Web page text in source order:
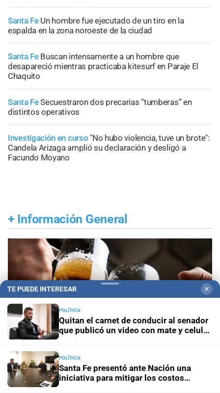
Santa Fe Un hombre fue ejecutado de un tiro en la
espalda en la zona noroeste de la ciudad
Santa Fe Buscan intensamente a un hombre que
desapareció mientras practicaba kitesurf en Paraje El
Chaquito
Santa FeSecuestraron dos precarias “tumberas” en
distintos operativos
Investigación en curso "No hubo violencia, tuve un brote":
Candela Arizaga amplió su declaración y desligó a
Facundo Moyano
+ Información General
Efemérides Día Internacional de la Cerveza: por
TE PUEDE INTERESAR ✕
POLÍTICA
Quitan el carnet de conducir al senador
que publicó un video con mate y celular
POLÍTICA
Santa Fe presentó ante Nación una
iniciativa para mitigar los costos